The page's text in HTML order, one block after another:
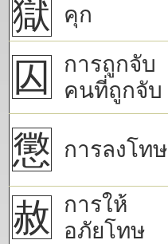
獄 คุก
囚
การถูกจับ
คนที่ถูกจับ
懲 การลงโทษ
赦
การให้
อภัยโทษ